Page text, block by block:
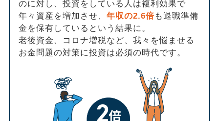
のに対し、投資をしている人は複利効果で
年々資産を増加させ、 年収の2.6倍も退職準備
金を保有しているという結果に。
老後資金、コロナ増税など、我々を悩ませる
お金問題の対策に投資は必須の時代です。